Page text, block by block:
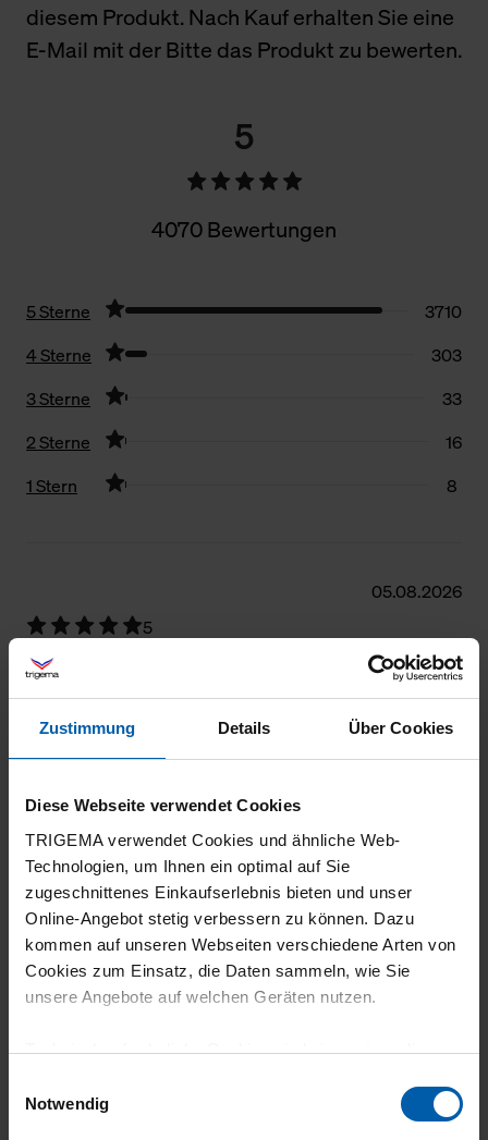
Zustimmung Details Über Cookies
Diese Webseite verwendet Cookies
TRIGEMA verwendet Cookies und ähnliche Web-
Technologien, um Ihnen ein optimal auf Sie
zugeschnittenes Einkaufserlebnis bieten und unser
Online-Angebot stetig verbessern zu können. Dazu
kommen auf unseren Webseiten verschiedene Arten von
Cookies zum Einsatz, die Daten sammeln, wie Sie
unsere Angebote auf welchen Geräten nutzen.
Technisch erforderliche Cookies sind eine notwendige
grundlegende Funktionen wie etwa zur Auswahl und
Notwendig
diesem Produkt. Nach Kauf erhalten Sie eine
E-Mail mit der Bitte das Produkt zu bewerten.
5
4070 Bewertungen
5 Sterne
3710
4 Sterne
303
3 Sterne
33
2 Sterne
16
1 Stern
8
05.08.2026
5
Sehr gute Qualität
Alles zufriedenstellend.
Qualität ist unschlagbar.